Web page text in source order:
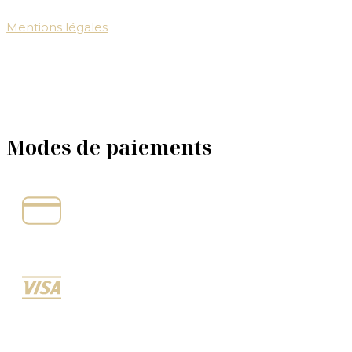
Mentions légales
Modes de paiements